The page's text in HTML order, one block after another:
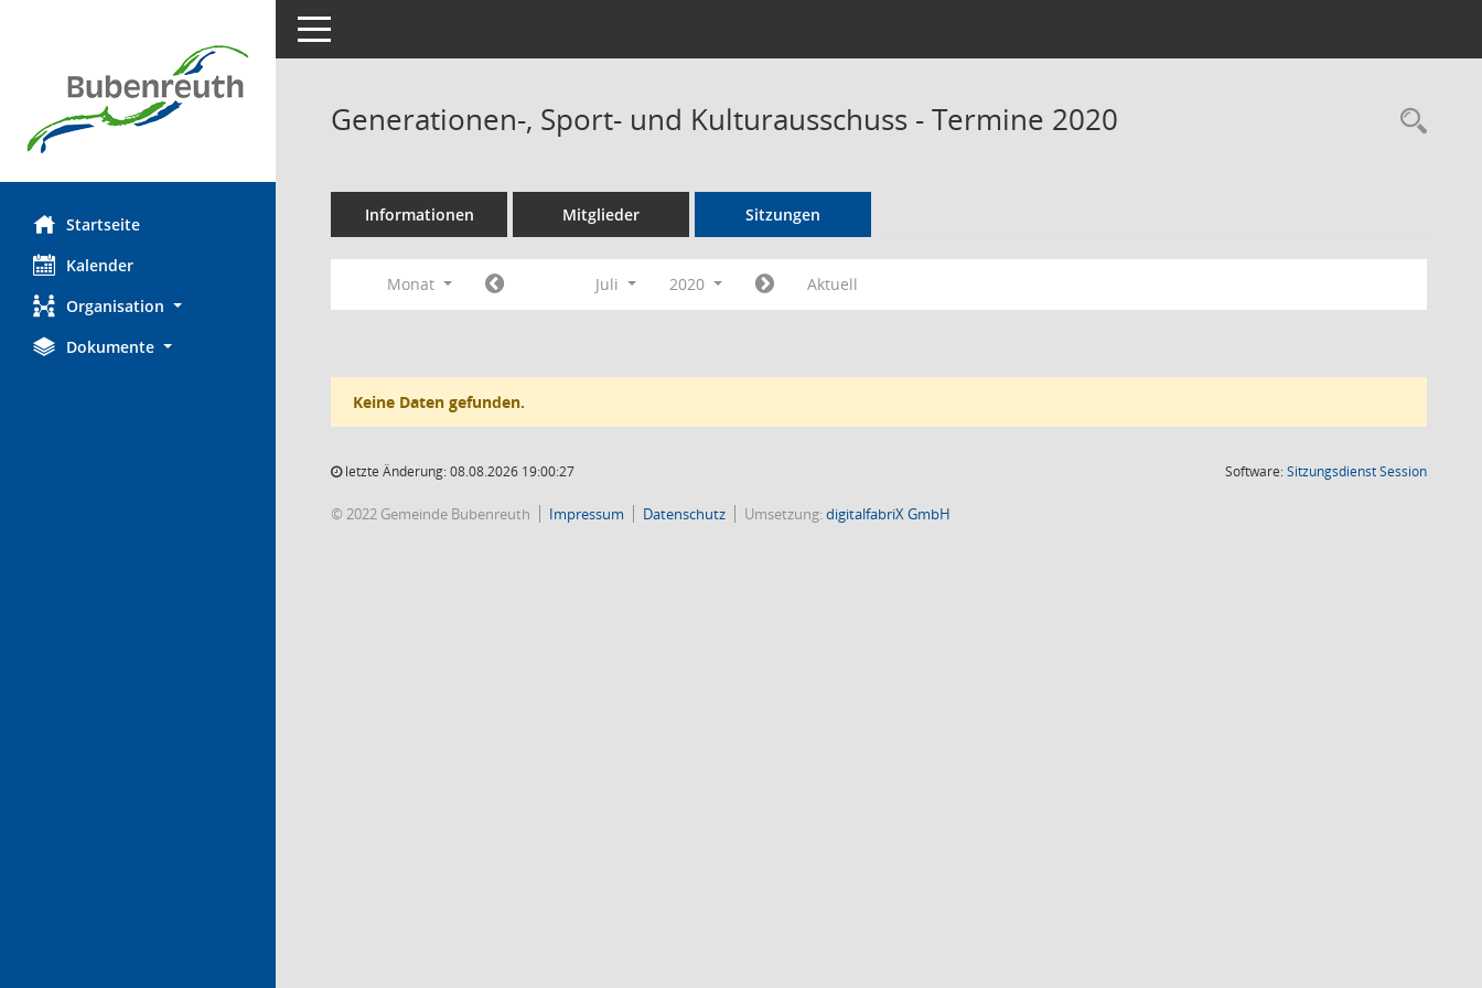
Startseite
Kalender
Organisation
Dokumente
Toggle navigation
Generationen-, Sport- und Kulturausschuss - Termine 2020
Informationen Mitglieder Sitzungen
Monat Juli 2020 Aktuell
Keine Daten gefunden.
letzte Änderung: 08.08.2026 19:00:27 Software:SitzungsdienstSession(Wird in
© 2022 Gemeinde Bubenreuth Impressum Datenschutz Umsetzung:digitalfabriX GmbH